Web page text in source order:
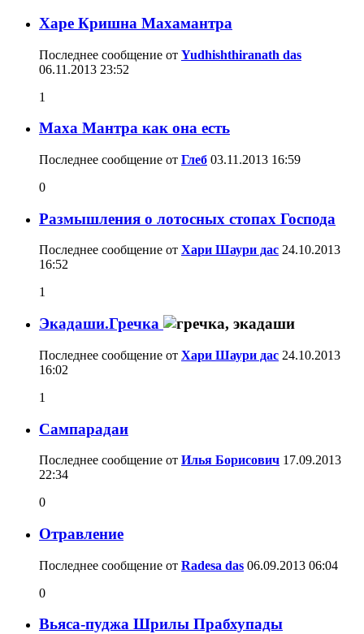
Харе Кришна Махамантра
Последнее сообщение от Yudhishthiranath das
06.11.2013 23:52
1
Маха Мантра как она есть
Последнее сообщение от Глеб 03.11.2013 16:59
0
Размышления о лотосных стопах Господа
Последнее сообщение от Хари Шаури дас 24.10.2013
16:52
1
Экадаши.Гречка
Последнее сообщение от Хари Шаури дас 24.10.2013
16:02
1
Сампарадаи
Последнее сообщение от Илья Борисович 17.09.2013
22:34
0
Отравление
Последнее сообщение от Radesa das 06.09.2013 06:04
0
Вьяса-пуджа Шрилы Прабхупады